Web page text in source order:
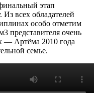
этап
всех обладателей
особо отметим
представителя очень
— Артёма 2010 года
семье.